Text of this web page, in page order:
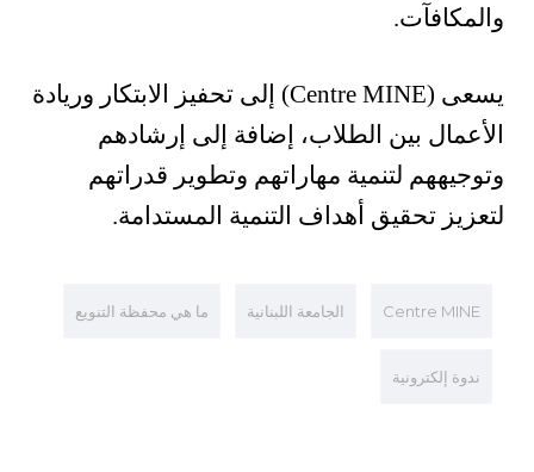
والمكافآت.
يسعى (Centre MINE) إلى تحفيز الابتكار وريادة
الأعمال بين الطلاب، إضافة إلى إرشادهم
وتوجيههم لتنمية مهاراتهم وتطوير قدراتهم
لتعزيز تحقيق أهداف التنمية المستدامة.
Centre MINE الجامعة اللبنانية ما هي محفظة التنويع
ندوة إلكترونية